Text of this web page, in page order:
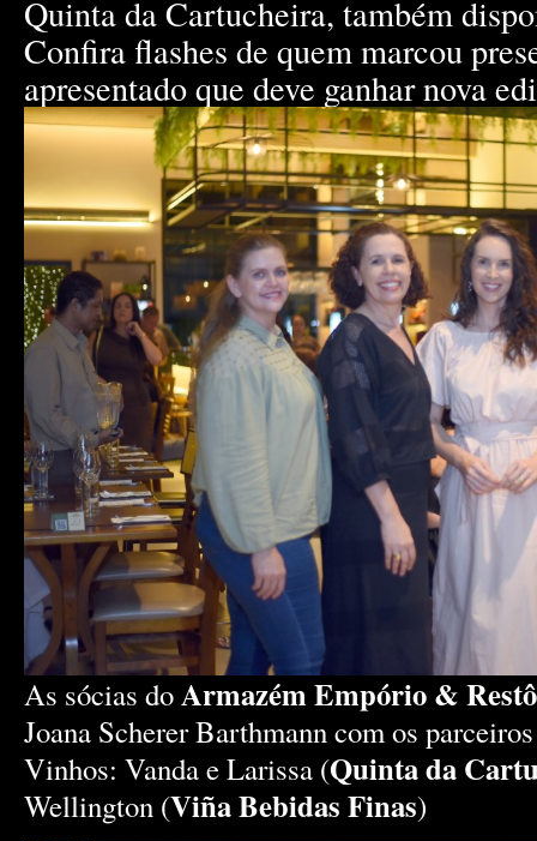
Quinta da Cartucheira, também
Confira flashes de quem marcou
apresentado que deve ganhar nova
As sócias doArmazém Empório & Restô
Joana Scherer Barthmann com os
Vinhos: Vanda e Larissa (Quinta da
Wellington (Viña Bebidas Finas)